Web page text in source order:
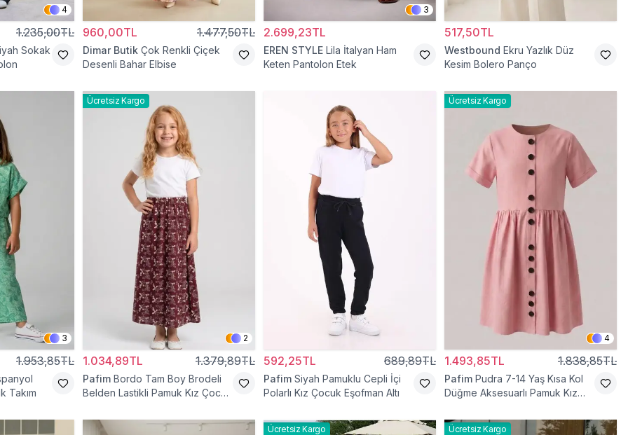
4
1.235,00TL
Sokak
960,00TL 1.477,50TL
Dimar Butik Çok Renkli Çiçek
Desenli Bahar Elbise
3
2.699,23TL
EREN STYLE Lila İtalyan Ham
Keten Pantolon Etek
517,50TL
Westbound Ekru Yazlık Düz
Kesim Bolero Panço
3
1.953,85TL
Takım
Ücretsiz Kargo
2
1.034,89TL 1.379,89TL
Pafim Bordo Tam Boy Brodeli
Belden Lastikli Pamuk Kız Çocuk
592,25TL 689,89TL
Pafim Siyah Pamuklu Cepli İçi
Polarlı Kız Çocuk Eşofman Altı
Ücretsiz Kargo
4
1.493,85TL 1.838,85TL
Pafim Pudra 7-14 Yaş Kısa Kol
Düğme Aksesuarlı Pamuk Kız
Ücretsiz Kargo Ücretsiz Kargo